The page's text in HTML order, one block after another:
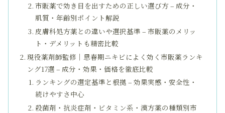
市販薬で効き目を出すための正しい選び方 – 成分・
肌質・年齢別ポイント解説
皮膚科処方薬との違いや選択基準 – 市販薬のメリッ
ト・デメリットも精密比較
現役薬剤師監修｜思春期ニキビによく効く市販薬ランキ
ング17選 – 成分・効果・価格を徹底比較
ランキングの選定基準と根拠 – 効果実感・安全性・
続けやすさ中心
殺菌剤・抗炎症剤・ビタミン系・漢方薬の種類別市